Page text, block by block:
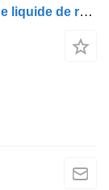
Flexible de climatisation Scania tuyau de liquide de refroidissement 2199198 pour tracteur routier Scania R410